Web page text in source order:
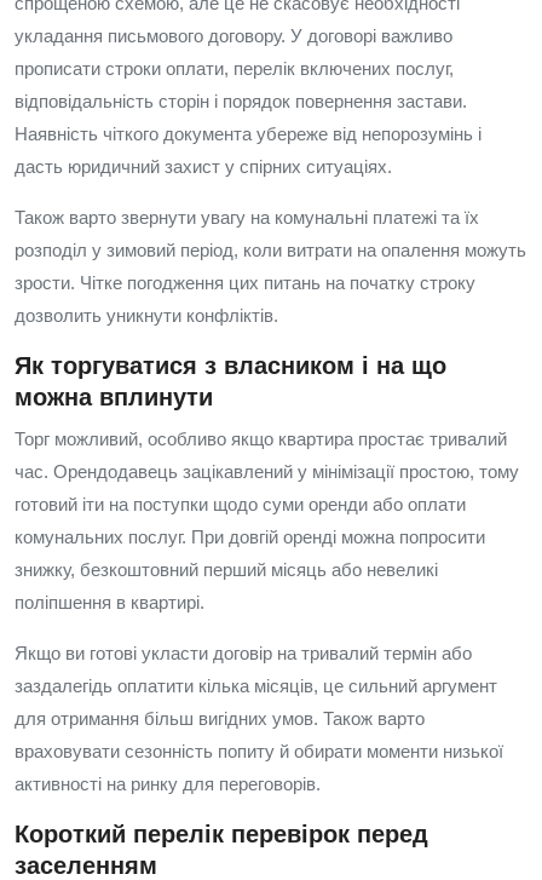
укладання письмового договору. У договорі важливо
прописати строки оплати, перелік включених послуг,
відповідальність сторін і порядок повернення застави.
Наявність чіткого документа убереже від непорозумінь і
дасть юридичний захист у спірних ситуаціях.
Також варто звернути увагу на комунальні платежі та їх
розподіл у зимовий період, коли витрати на опалення можуть
зрости. Чітке погодження цих питань на початку строку
дозволить уникнути конфліктів.
Як торгуватися з власником і на що
можна вплинути
Торг можливий, особливо якщо квартира простає тривалий
час. Орендодавець зацікавлений у мінімізації простою, тому
готовий іти на поступки щодо суми оренди або оплати
комунальних послуг. При довгій оренді можна попросити
знижку, безкоштовний перший місяць або невеликі
поліпшення в квартирі.
Якщо ви готові укласти договір на тривалий термін або
заздалегідь оплатити кілька місяців, це сильний аргумент
для отримання більш вигідних умов. Також варто
враховувати сезонність попиту й обирати моменти низької
активності на ринку для переговорів.
Короткий перелік перевірок перед
заселенням